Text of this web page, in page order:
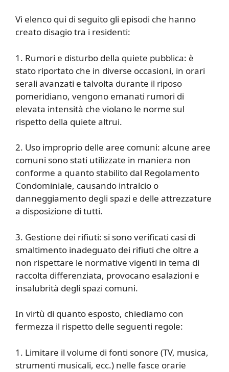
Vi elenco qui di seguito gli episodi che hanno
creato disagio tra i residenti:
1. Rumori e disturbo della quiete pubblica: è
stato riportato che in diverse occasioni, in orari
serali avanzati e talvolta durante il riposo
pomeridiano, vengono emanati rumori di
elevata intensità che violano le norme sul
rispetto della quiete altrui.
2. Uso improprio delle aree comuni: alcune aree
comuni sono stati utilizzate in maniera non
conforme a quanto stabilito dal Regolamento
Condominiale, causando intralcio o
danneggiamento degli spazi e delle attrezzature
a disposizione di tutti.
3. Gestione dei rifiuti: si sono verificati casi di
smaltimento inadeguato dei rifiuti che oltre a
non rispettare le normative vigenti in tema di
raccolta differenziata, provocano esalazioni e
insalubrità degli spazi comuni.
In virtù di quanto esposto, chiediamo con
fermezza il rispetto delle seguenti regole:
1. Limitare il volume di fonti sonore (TV, musica,
strumenti musicali, ecc.) nelle fasce orarie